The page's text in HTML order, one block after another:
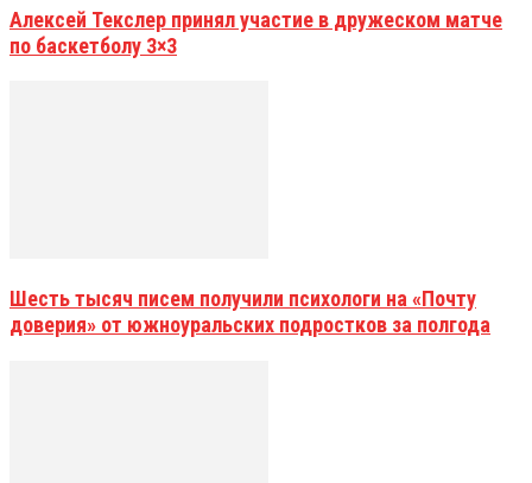
Алексей Текслер принял участие в дружеском матче
по баскетболу 3×3
Шесть тысяч писем получили психологи на «Почту
доверия» от южноуральских подростков за полгода